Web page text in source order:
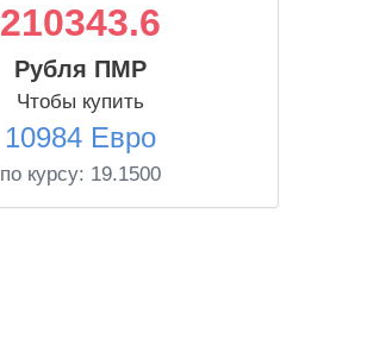
210343.6
Рубля ПМР
Чтобы купить
10984 Евро
по курсу: 19.1500